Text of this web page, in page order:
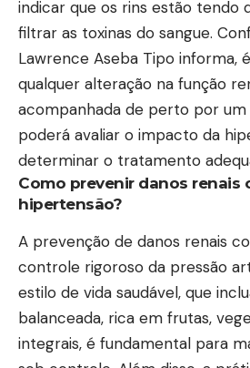
indicar que os rins estão tendo
filtrar as toxinas do sangue.
Lawrence Aseba Tipo informa,
qualquer alteração na função
acompanhada de perto por um
poderá avaliar o impacto da
determinar o tratamento
Como prevenir danos renais
hipertensão?
A prevenção de danos renais
controle rigoroso da pressão
estilo de vida saudável, que
balanceada, rica em frutas,
integrais, é fundamental para